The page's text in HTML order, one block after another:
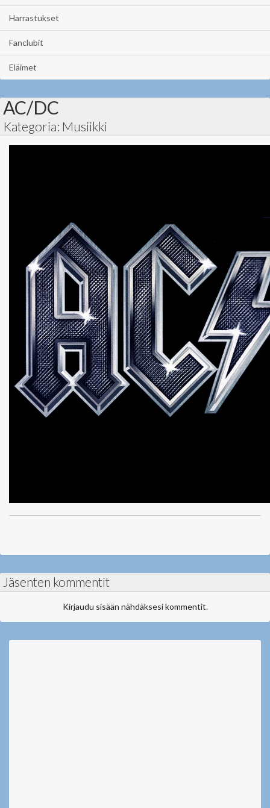
Harrastukset
Fanclubit
Eläimet
AC/DC
Kategoria: Musiikki
Jäsenten kommentit
Kirjaudu sisään nähdäksesi kommentit.